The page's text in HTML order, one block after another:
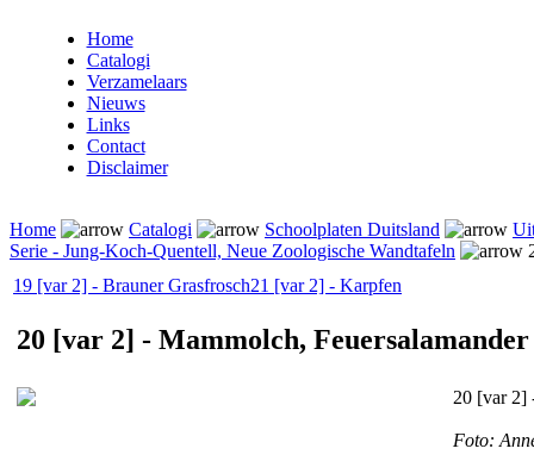
Home
Catalogi
Verzamelaars
Nieuws
Links
Contact
Disclaimer
Home Catalogi Schoolplaten Duitsland
Serie - Jung-Koch-Quentell, Neue Zoologische Wandtafeln
19 [var 2] - Brauner Grasfrosch21 [var 2] - Karpfen
20 [var 2] - Mammolch, Feuersalamander
20 [var 2]
Foto: